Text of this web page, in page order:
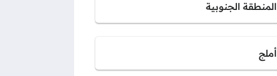
المنطقة الجنوبية
أملج